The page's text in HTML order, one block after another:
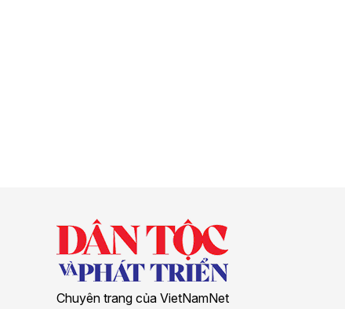
Chuyên trang của VietNamNet